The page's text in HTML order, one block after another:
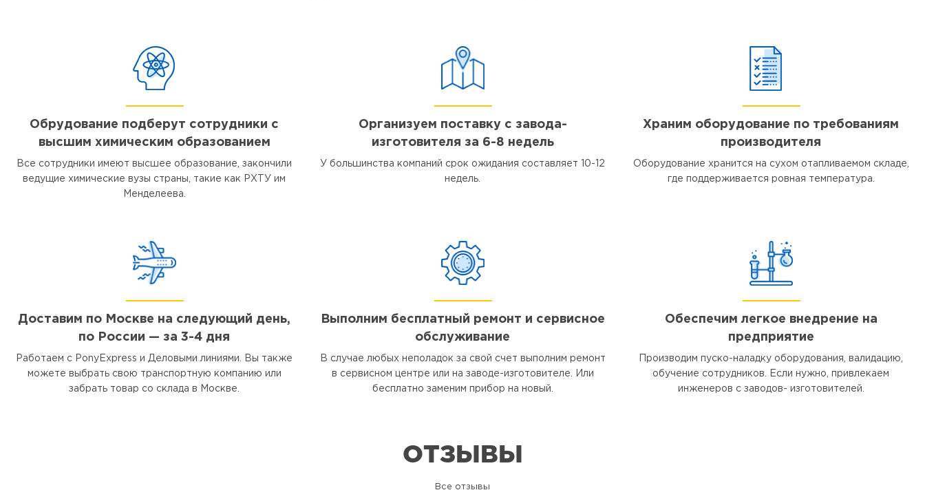
Обрудование подберут сотрудники с
высшим химическим образованием
Все сотрудники имеют высшее образование, закончили
ведущие химические вузы страны, такие как РХТУ им
Менделеева.
Организуем поставку с завода-
изготовителя за 6-8 недель
У большинства компаний срок ожидания составляет 10-12
недель.
Храним оборудование по требованиям
производителя
Оборудование хранится на сухом отапливаемом складе,
где поддерживается ровная температура.
Доставим по Москве на следующий день,
по России — за 3-4 дня
Работаем с PonyExpress и Деловыми линиями. Вы также
можете выбрать свою транспортную компанию или
забрать товар со склада в Москве.
Выполним бесплатный ремонт и сервисное
обслуживание
В случае любых неполадок за свой счет выполним ремонт
в сервисном центре или на заводе-изготовителе. Или
бесплатно заменим прибор на новый.
Обеспечим легкое внедрение на
предприятие
Производим пуско-наладку оборудования, валидацию,
обучение сотрудников. Если нужно, привлекаем
инженеров с заводов- изготовителей.
ОТЗЫВЫ
Все отзывы